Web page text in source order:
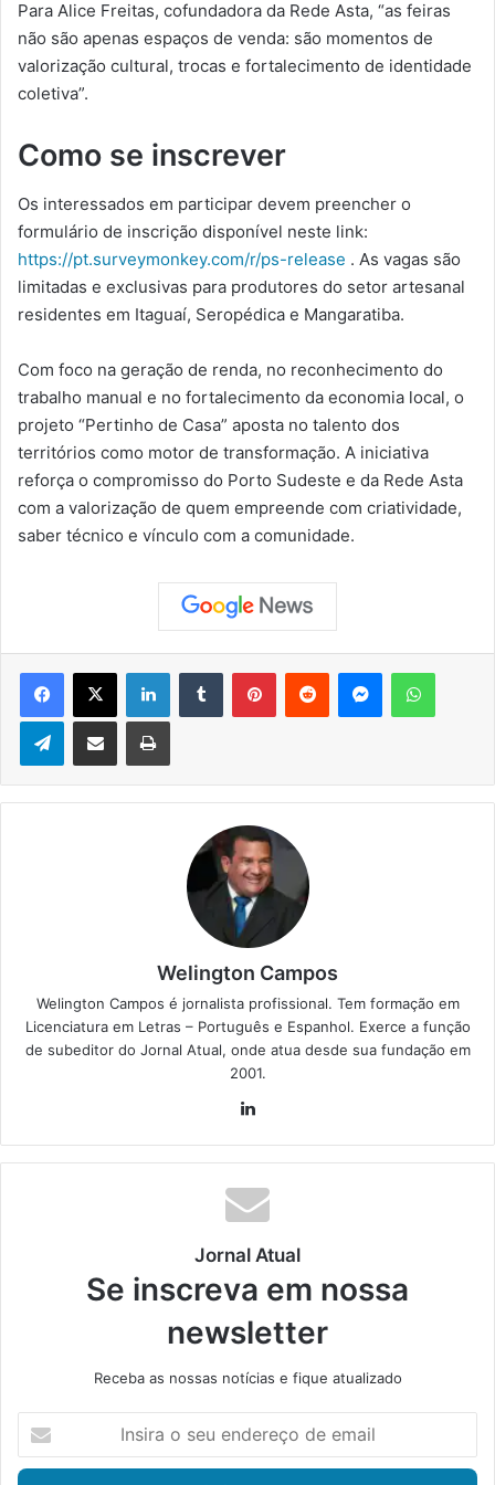
Para Alice Freitas, cofundadora da Rede Asta, “as feiras
não são apenas espaços de venda: são momentos de
valorização cultural, trocas e fortalecimento de identidade
coletiva”.
Como se inscrever
Os interessados em participar devem preencher o
formulário de inscrição disponível neste link:
https://pt.surveymonkey.com/r/ps-release . As vagas são
limitadas e exclusivas para produtores do setor artesanal
residentes em Itaguaí, Seropédica e Mangaratiba.
Com foco na geração de renda, no reconhecimento do
trabalho manual e no fortalecimento da economia local, o
projeto “Pertinho de Casa” aposta no talento dos
territórios como motor de transformação. A iniciativa
reforça o compromisso do Porto Sudeste e da Rede Asta
com a valorização de quem empreende com criatividade,
saber técnico e vínculo com a comunidade.
Telegram
Welington Campos
Welington Campos é jornalista profissional. Tem formação em
Licenciatura em Letras – Português e Espanhol. Exerce a função
de subeditor do Jornal Atual, onde atua desde sua fundação em
2001.
din
Jornal Atual
Se inscreva em nossa
newsletter
Receba as nossas notícias e fique atualizado
s